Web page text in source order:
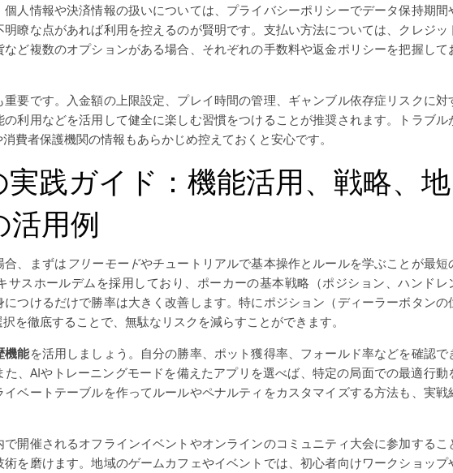
人情報や決済情報の扱いについては、プライバシーポリシーでデータ保持期間
瞭な点があれば利用を控えるのが賢明です。支払い方法については、クレジッ
ど複数のオプションがある場合、それぞれの手数料や返金ポリシーを把握して
要です。入金額の上限設定、プレイ時間の管理、ギャンブル依存症リスクに対
利用などを活用して健全に楽しむ習慣をつけることが推奨されます。トラブル
費者保護機関の情報もあらかじめ控えておくと安心です。
践ガイド：機能活用、戦略、地
活用例
合、まずは フリーモードやチュートリアルで基本操作とルールを学ぶことが最短
サスホールデムを採用しており、ポーカーの基本戦略（ポジション、ハンドレ
つけるだけで勝率は大きく改善します。特にポジション（ディーラーボタンの
を徹底することで、無駄なリスクを減らすことができます。
機能を活用しましょう。自分の勝率、ポット獲得率、フォールド率などを確認で
、AIやトレーニングモードを備えたアプリを選べば、特定の局面での最適行動
ベートテーブルを作ってルールやペナルティをカスタマイズする方法も、実戦
開催されるオフラインイベントやオンラインのコミュニティ大会に参加するこ
を磨けます。地域のゲームカフェやイベントでは、初心者向けワークショップ